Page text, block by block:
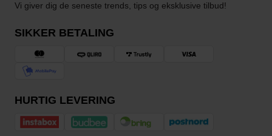
Vi giver dig de seneste trends, tips og eksklusive tilbud!
SIKKER BETALING
HURTIG LEVERING